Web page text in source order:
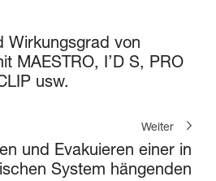
Wirkungsgrad von
MAESTRO, I’D S, PRO
usw.
Weiter
und Evakuieren einer in
System hängenden